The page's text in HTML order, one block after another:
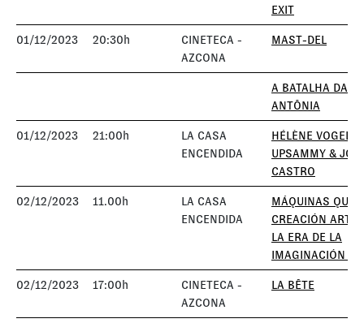
EXIT
01/12/2023 20:30h
CINETECA -
AZCONA
MAST-DEL
A BATALHA DA
ANTÔNIA
01/12/2023 21:00h
LA CASA
ENCENDIDA
HÉLÈNE
UPSAMMY &
CASTRO
02/12/2023 11.00h
LA CASA
ENCENDIDA
MÁQUINAS QUE
CREACIÓN
LA ERA DE LA
IMAGINACIÓN
02/12/2023 17:00h
CINETECA -
AZCONA
LA BÊTE